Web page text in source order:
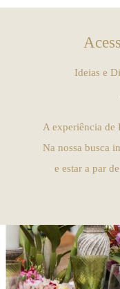
Ideias e
A experiência de
Na nossa busca
e estar a par